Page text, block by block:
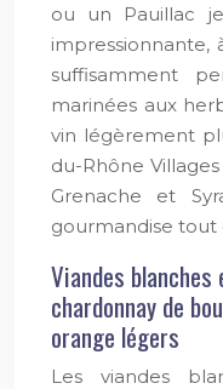
ou un Pauillac
impressionnante,
suffisamment
marinées aux
vin légèrement
du-Rhône
Grenache et
gourmandise tout
Viandes blanches
chardonnay de
orange légers
Les viandes